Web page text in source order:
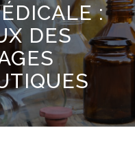
:
DES